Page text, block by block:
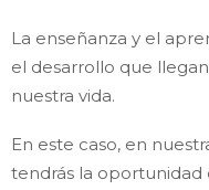
La enseñanza y el
el desarrollo que
nuestra vida.
En este caso, en
tendrás la oportunidad